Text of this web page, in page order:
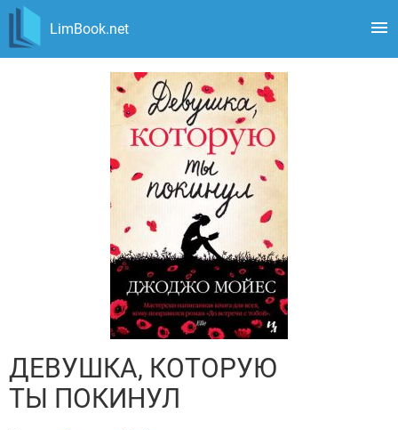
LimBook.net
ДЕВУШКА, КОТОРУЮ
ТЫ ПОКИНУЛ